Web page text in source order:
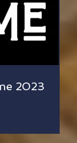
2023